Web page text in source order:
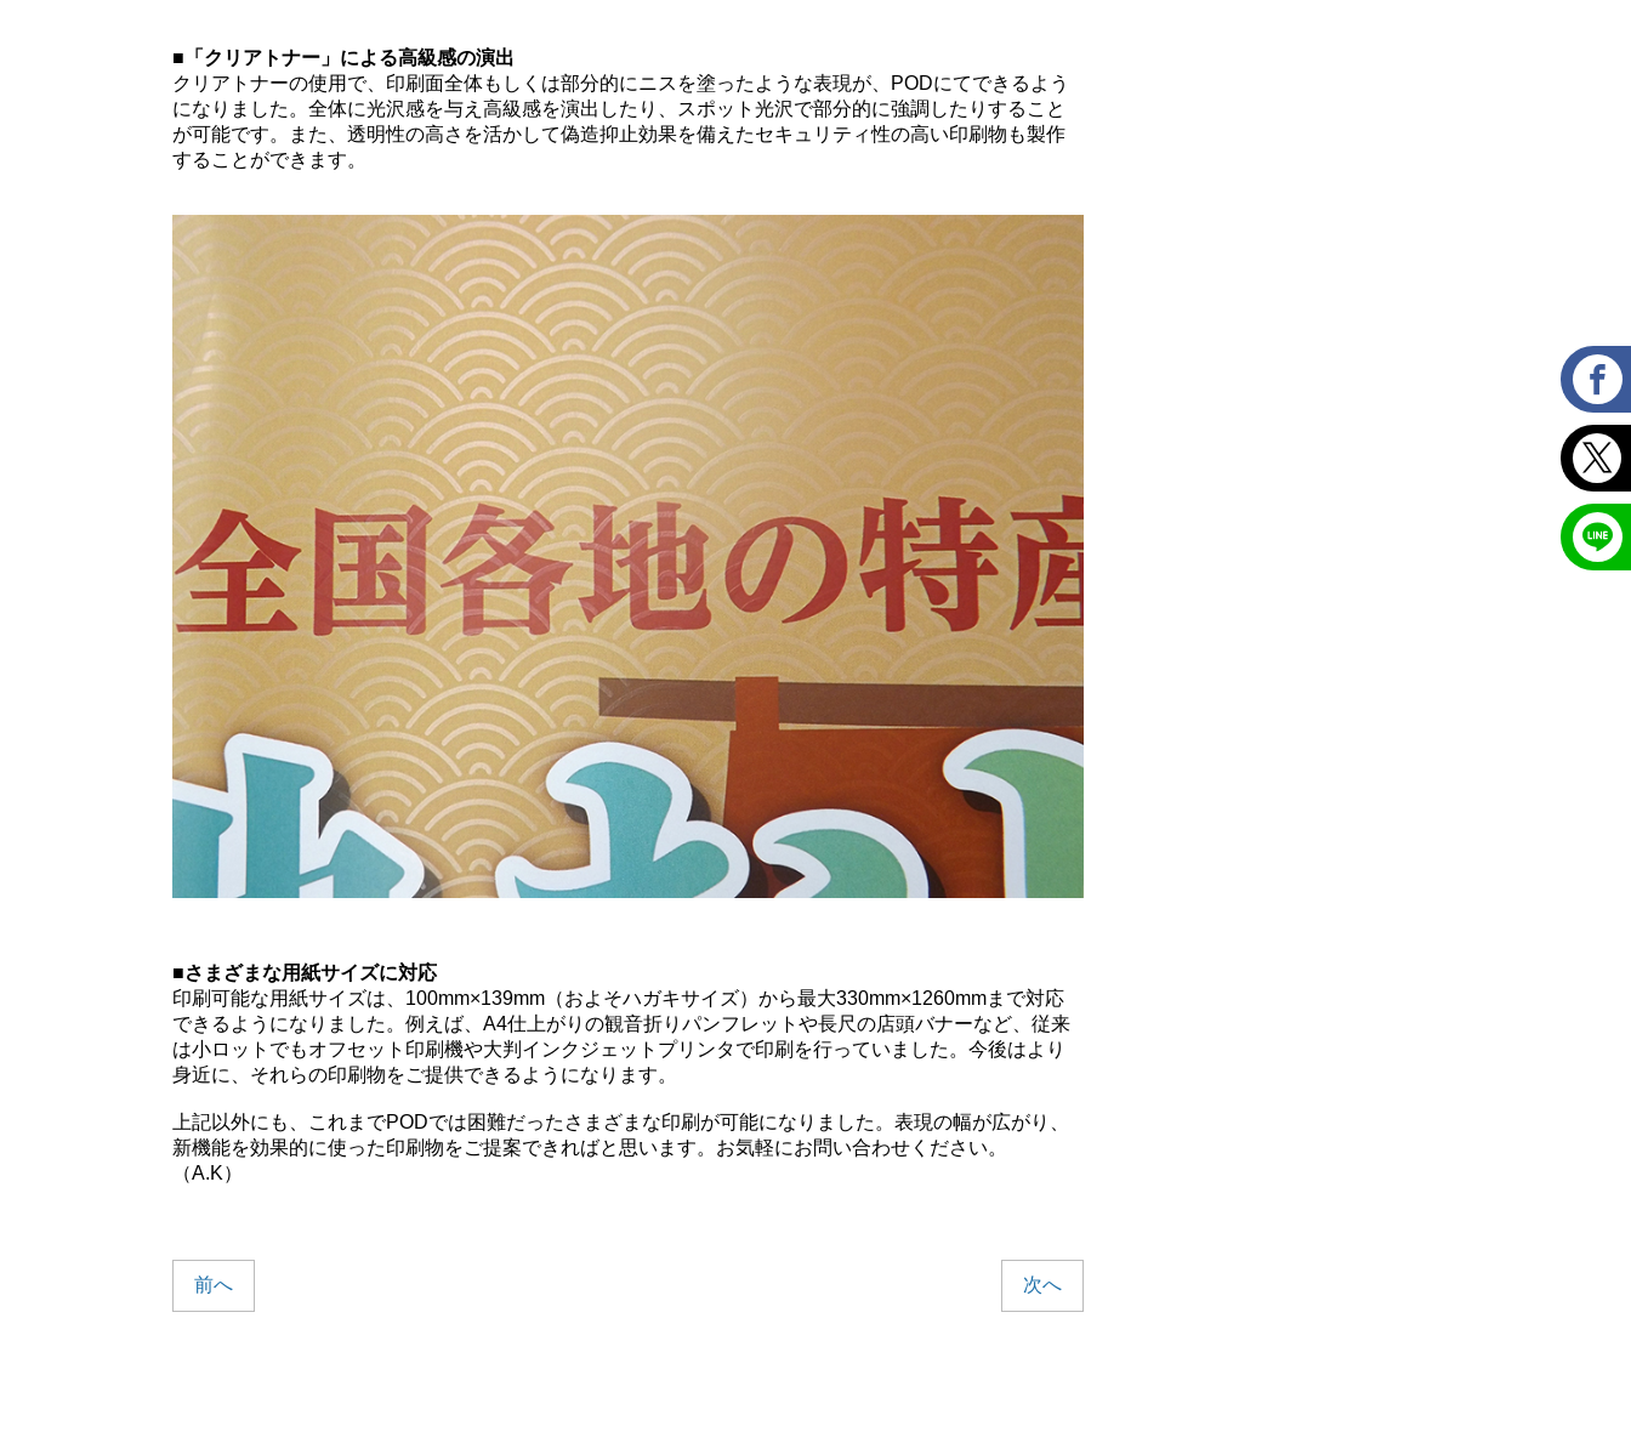
■「クリアトナー」による高級感の演出
クリアトナーの使用で、印刷面全体もしくは部分的にニスを塗ったような表現が、PODにてできるよう
になりました。全体に光沢感を与え高級感を演出したり、スポット光沢で部分的に強調したりすること
が可能です。また、透明性の高さを活かして偽造抑止効果を備えたセキュリティ性の高い印刷物も製作
することができます。
■さまざまな用紙サイズに対応
印刷可能な用紙サイズは、100mm×139mm（およそハガキサイズ）から最大330mm×1260mmまで対応
できるようになりました。例えば、A4仕上がりの観音折りパンフレットや長尺の店頭バナーなど、従来
は小ロットでもオフセット印刷機や大判インクジェットプリンタで印刷を行っていました。今後はより
身近に、それらの印刷物をご提供できるようになります。
上記以外にも、これまでPODでは困難だったさまざまな印刷が可能になりました。表現の幅が広がり、
新機能を効果的に使った印刷物をご提案できればと思います。お気軽にお問い合わせください。
（A.K）
前へ 次へ